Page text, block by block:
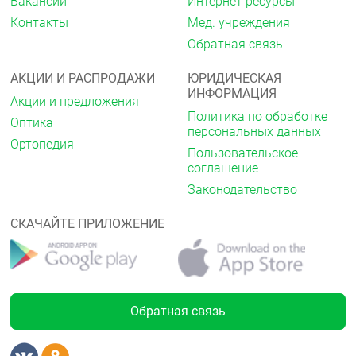
гиперхолестеринемией, принимающих
;розувастатин ;в дозе 20 ;мг и 40 ;мг, среднее
снижение сывороточной концентрации ХС-ЛПНП
У пациентов с гипертриглицеридемией с начальной
сывороточной концентрацией ТГ от ;273 до ;817
;мг/дл, получавших ;розувастатин ;в дозе от 5 ;мг
до 40 ;мг 1 ;раз в сутки в течение 6-ти недель,
значительно снижалась концентрация ТГ в плазме
крови (см. ;таблицу ;2).
Аддитивный эффект отмечается в комбинации с
;фенофибратом ;в отношении содержания ТГ и с
в отношении содержания ХС-ЛПВП (см. ;также
раздел «Особые указания»).
Фармакокинетика
Абсорбция и распределение
Максимальная концентрация (C
приблизительно через 5 ;часов после приёма
Контакты
Мед. учреждения
Обратная связь
АКЦИИ И РАСПРОДАЖИ
Акции и предложения
Оптика
Ортопедия
ЮРИДИЧЕСКАЯ
ИНФОРМАЦИЯ
Политика по обработке
персональных данных
Пользовательское
соглашение
Законодательство
СКАЧАЙТЕ ПРИЛОЖЕНИЕ
Обратная связь